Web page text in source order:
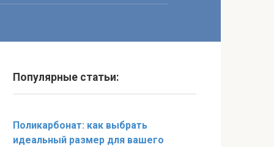
Популярные статьи:
Поликарбонат: как выбрать
идеальный размер для вашего